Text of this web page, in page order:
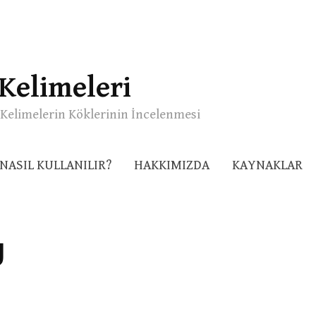
Kelimelerin Köklerinin İncelenmesi
NASIL KULLANILIR? HAKKIMIZDA KAYNAKLAR